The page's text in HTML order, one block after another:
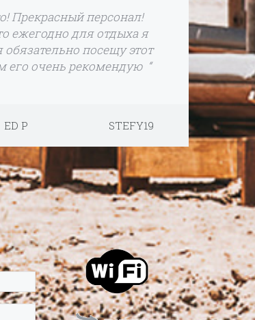
Прекрасный персонал!
ежегодно для отдыха я
посещу этот
его очень рекомендую “
ED P STEFY19